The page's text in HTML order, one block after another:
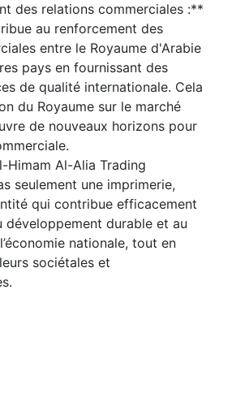
des relations commerciales :**
entre le Royaume d'Arabie
pays en fournissant des
de qualité internationale. Cela
du Royaume sur le marché
de nouveaux horizons pour
seulement une imprimerie,
qui contribue efficacement
développement durable et au
nationale, tout en
sociétales et